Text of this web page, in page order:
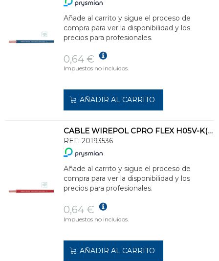
Añade al carrito y sigue el proceso de
compra para ver la disponibilidad y los
precios para profesionales.
0,64 €
Impuestos no incluidos.
AÑADIR AL CARRITO
CABLE WIREPOL CPRO FLEX H05V-K(500V)-H07V-K(750V)1x1,5 RJ(SE SUMINISTRA CJ.200m)
REF: 20193536
Añade al carrito y sigue el proceso de
compra para ver la disponibilidad y los
precios para profesionales.
0,64 €
Impuestos no incluidos.
AÑADIR AL CARRITO